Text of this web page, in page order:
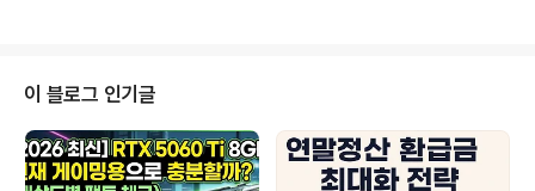
술적 철학과 구조가 얼마나 유사하며, 실제로 어떤 부분이
연동되어 있는지 하나씩 살펴보겠습니다.스텔라-파이 연
동이 주목받는 이유스텔라와 파이 네트워크는 겉으로 보기
엔 전혀 다른 생태계처럼 보일 수 있지만, 기술적 기반은 놀
라울 정도로 흡사합니다. 그 중심에는 SCP(Stellar Cons
이 블로그 인기글